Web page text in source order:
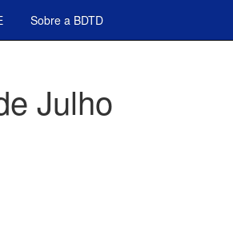
Sobre a BDTD
Julho